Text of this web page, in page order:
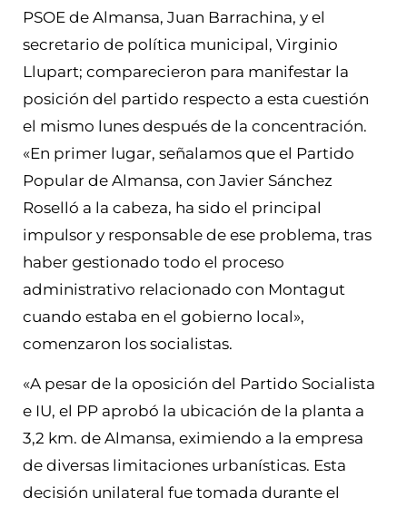
PSOE de Almansa, Juan Barrachina, y el
secretario de política municipal, Virginio
Llupart; comparecieron para manifestar la
posición del partido respecto a esta cuestión
el mismo lunes después de la concentración.
«En primer lugar, señalamos que el Partido
Popular de Almansa, con Javier Sánchez
Roselló a la cabeza, ha sido el principal
impulsor y responsable de ese problema, tras
haber gestionado todo el proceso
administrativo relacionado con Montagut
cuando estaba en el gobierno local»,
comenzaron los socialistas.
«A pesar de la oposición del Partido Socialista
e IU, el PP aprobó la ubicación de la planta a
3,2 km. de Almansa, eximiendo a la empresa
de diversas limitaciones urbanísticas. Esta
decisión unilateral fue tomada durante el